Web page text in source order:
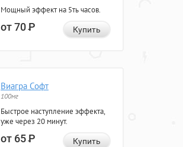
Мощный эффект на 5ть часов.
от 70Р Купить
Виагра Софт
100мг
Быстрое наступление эффекта,
уже через 20 минут.
от 65Р Купить